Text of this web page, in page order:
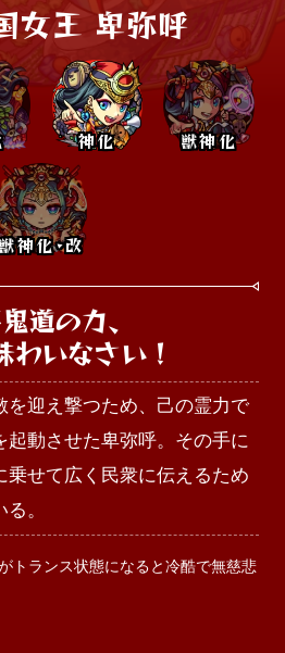
女王 卑弥呼
神化 獣神化
神化･改
道の力、
わいなさい！
を迎え撃つため、己の霊力で
起動させた卑弥呼。その手に
乗せて広く民衆に伝えるため
。
トランス状態になると冷酷で無慈悲